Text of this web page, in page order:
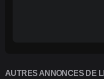
AUTRES ANNONCES DE